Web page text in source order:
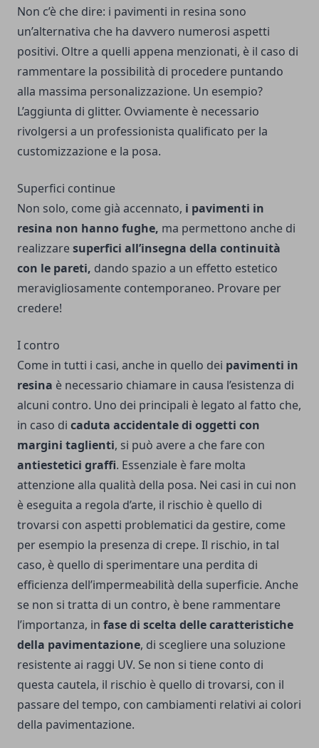
Non c’è che dire: i pavimenti in resina sono
un’alternativa che ha davvero numerosi aspetti
positivi. Oltre a quelli appena menzionati, è il caso di
rammentare la possibilità di procedere puntando
alla massima personalizzazione. Un esempio?
L’aggiunta di glitter. Ovviamente è necessario
rivolgersi a un professionista qualificato per la
customizzazione e la posa.
Superfici continue
Non solo, come già accennato, i pavimenti in
resina non hanno fughe, ma permettono anche di
realizzaresuperfici all’insegna della continuità
con le pareti, dando spazio a un effetto estetico
meravigliosamente contemporaneo. Provare per
credere!
I contro
Come in tutti i casi, anche in quello dei pavimenti in
resina è necessario chiamare in causa l’esistenza di
alcuni contro. Uno dei principali è legato al fatto che,
in caso di caduta accidentale di oggetti con
margini taglienti, si può avere a che fare con
antiestetici graffi. Essenziale è fare molta
attenzione alla qualità della posa. Nei casi in cui non
è eseguita a regola d’arte, il rischio è quello di
trovarsi con aspetti problematici da gestire, come
per esempio la presenza di crepe. Il rischio, in tal
caso, è quello di sperimentare una perdita di
efficienza dell’impermeabilità della superficie. Anche
se non si tratta di un contro, è bene rammentare
l’importanza, in fase di scelta delle caratteristiche
della pavimentazione, di scegliere una soluzione
resistente ai raggi UV. Se non si tiene conto di
questa cautela, il rischio è quello di trovarsi, con il
passare del tempo, con cambiamenti relativi ai colori
della pavimentazione.